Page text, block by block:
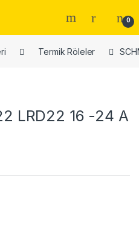
0
Termik Röleler
LRD22 16 -24 A